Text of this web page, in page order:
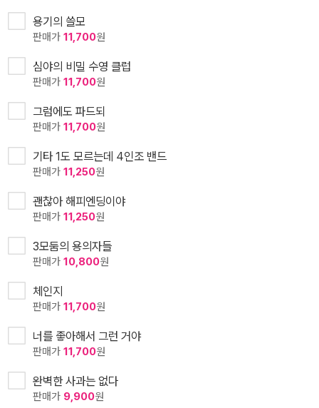
용기의 쓸모
판매가 11,700원
심야의 비밀 수영 클럽
판매가 11,700원
그럼에도 파드되
판매가 11,700원
기타 1도 모르는데 4인조 밴드
판매가 11,250원
괜찮아 해피엔딩이야
판매가 11,250원
3모둠의 용의자들
판매가 10,800원
체인지
판매가 11,700원
너를 좋아해서 그런 거야
판매가 11,700원
완벽한 사과는 없다
판매가 9,900원